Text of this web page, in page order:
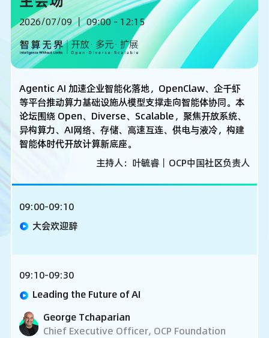
2026/07/09 丨 09:00 - 12:15
Agentic AI 加速企业智能化落地，OpenClaw、企千虾
等平台推动算力基础设施从模型支撑走向智能体协同。本
论坛围绕 Open、Diverse、Scalable，聚焦开放系统、
异构算力、AI网络、存储、高速互连、供电与液冷，构建
智能体时代开放计算新底座。
主持人：叶毓睿丨OCP中国社区负责人
09:00-09:10
大会欢迎辞
09:10-09:30
Leading the Future of AI
George Tchaparian
Chief Executive Officer, OCP Foundation